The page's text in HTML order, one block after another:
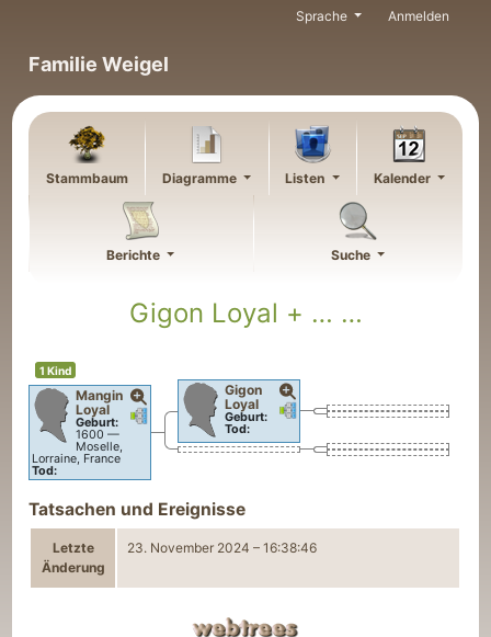
Familie Weigel
Sprache Anmelden
Stammbaum Diagramme Listen Kalender
Berichte Suche
Gigon Loyal + … …
1 Kind
Verknüpfungen
Verknüpfungen
Mangin
Loyal
Geburt:
1600 —
Moselle,
Lorraine, France
Tod:
Verknüpfungen
Verknüpfungen
Gigon
Loyal
Geburt:
Tod:
Tatsachen und Ereignisse
Letzte
Änderung
23. November 2024 –16:38:46